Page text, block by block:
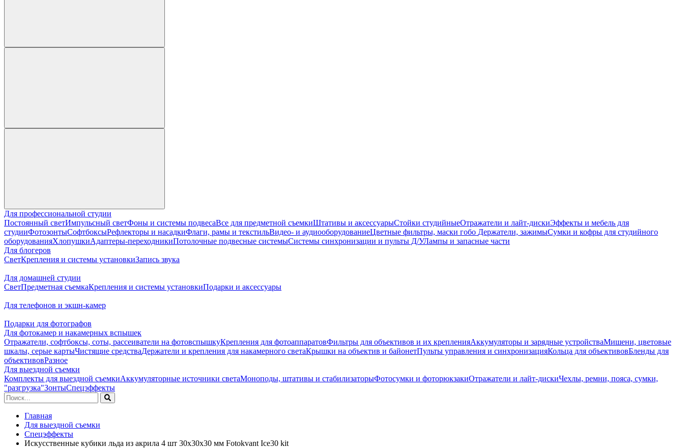
Для профессиональной студии
Постоянный светИмпульсный светФоны и системы подвесаВсе для предметной съемкиШтативы и аксессуарыСтойки студийныеОтражатели и лайт-дискиЭффекты и мебель для
студииФотозонтыСофтбоксыРефлекторы и насадкиФлаги, рамы и текстильВидео- и аудиооборудованиеЦветные фильтры, маски гобо Держатели, зажимыСумки и кофры для студийного
оборудованияХлопушкиАдаптеры-переходникиПотолочные подвесные системыСистемы синхронизации и пульты Д/УЛампы и запасные части
Для блогеров
СветКрепления и системы установкиЗапись звука
Для домашней студии
СветПредметная съемкаКрепления и системы установкиПодарки и аксессуары
Для телефонов и экшн-камер
Подарки для фотографов
Для фотокамер и накамерных вспышек
Отражатели, софтбоксы, соты, рассеиватели на фотовспышкуКрепления для фотоаппаратовФильтры для объективов и их крепленияАккумуляторы и зарядные устройстваМишени, цветовые
шкалы, серые картыЧистящие средстваДержатели и крепления для накамерного светаКрышки на объектив и байонетПульты управления и синхронизацияКольца для объективовБленды для
объективовРазное
Для выездной съемки
Комплекты для выездной съемкиАккумуляторные источники светаМоноподы, штативы и стабилизаторыФотосумки и фоторюкзакиОтражатели и лайт-дискиЧехлы, ремни, пояса, сумки,
"разгрузка"ЗонтыСпецэффекты
Главная
Для выездной съемки
Спецэффекты
Искусственные кубики льда из акрила 4 шт 30х30х30 мм Fotokvant Ice30 kit